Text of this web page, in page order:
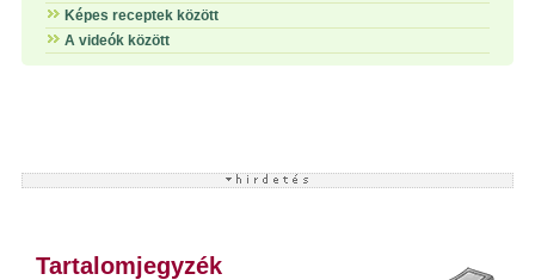
Képes receptek között
A videók között
Tartalomjegyzék